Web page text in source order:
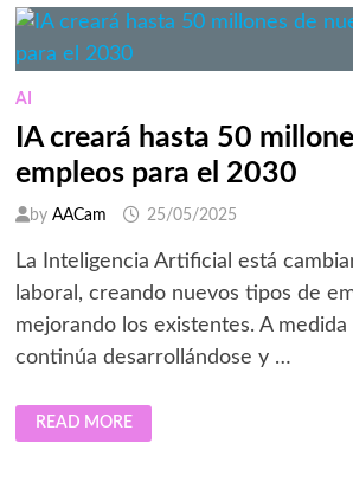
ENTRENAR
A
PROFESIONALES
EN
HABILIDADES
DE
COMUNICACIÓN
AI
IA creará hasta 50
empleos para el 2030
by AACam 25/05/2025
La Inteligencia Artificial está
laboral, creando nuevos tipos de
mejorando los existentes. A medida
continúa desarrollándose y …
IA
CREARÁ
HASTA
READ MORE